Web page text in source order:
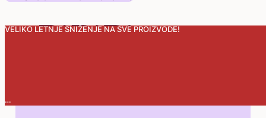
VELIKO LETNJE SNIŽENJE NA SVE PROIZVODE!
0